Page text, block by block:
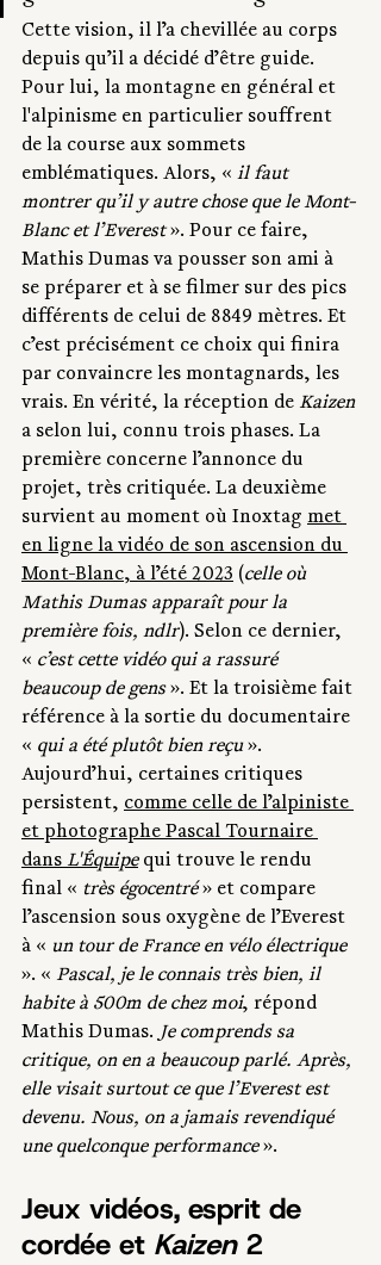
Cette vision, il l’a chevillée au corps
depuis qu’il a décidé d’être guide.
Pour lui, la montagne en général et
l'alpinisme en particulier souffrent
de la course aux sommets
emblématiques. Alors, « il faut
montrer qu’il y autre chose que le Mont-
Blanc et l’Everest ». Pour ce faire,
Mathis Dumas va pousser son ami à
se préparer et à se filmer sur des pics
différents de celui de 8849 mètres. Et
c’est précisément ce choix qui finira
par convaincre les montagnards, les
vrais. En vérité, la réception de Kaizen
a selon lui, connu trois phases. La
première concerne l’annonce du
projet, très critiquée. La deuxième
survient au moment où Inoxtag met
en ligne la vidéo de son ascension du
Mont-Blanc, à l’été 2023 (celle où
Mathis Dumas apparaît pour la
première fois, ndlr). Selon ce dernier,
« c’est cette vidéo qui a rassuré
beaucoup de gens ». Et la troisième fait
référence à la sortie du documentaire
« qui a été plutôt bien reçu ».
Aujourd’hui, certaines critiques
persistent, comme celle de l’alpiniste
et photographe Pascal Tournaire
dans L'Équipe qui trouve le rendu
final « très égocentré » et compare
l’ascension sous oxygène de l’Everest
à « un tour de France en vélo électrique
». « Pascal, je le connais très bien, il
habite à 500m de chez moi, répond
Mathis Dumas. Je comprends sa
critique, on en a beaucoup parlé. Après,
elle visait surtout ce que l’Everest est
devenu. Nous, on a jamais revendiqué
une quelconque performance ».
Jeux vidéos, esprit de
cordée et Kaizen 2